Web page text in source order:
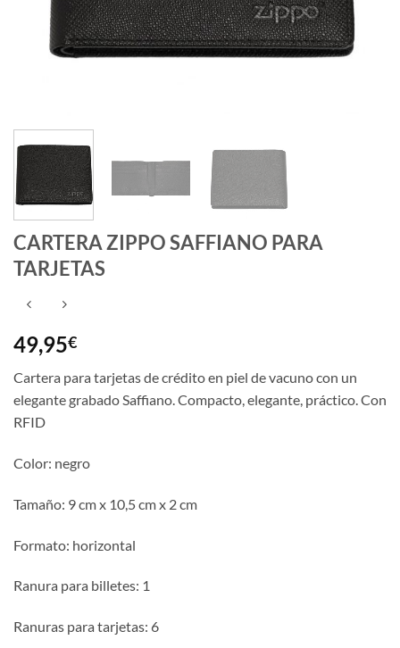
CARTERA ZIPPO SAFFIANO PARA
TARJETAS
49,95€
Cartera para tarjetas de crédito en piel de vacuno con un
elegante grabado Saffiano. Compacto, elegante, práctico. Con
RFID
Color: negro
Tamaño: 9 cm x 10,5 cm x 2 cm
Formato: horizontal
Ranura para billetes: 1
Ranuras para tarjetas: 6